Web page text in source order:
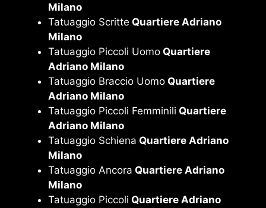
Milano
Tatuaggio Scritte Quartiere Adriano
Milano
Tatuaggio Piccoli Uomo Quartiere
Adriano Milano
Tatuaggio Braccio Uomo Quartiere
Adriano Milano
Tatuaggio Piccoli Femminili Quartiere
Adriano Milano
Tatuaggio Schiena Quartiere Adriano
Milano
Tatuaggio Ancora Quartiere Adriano
Milano
Tatuaggio Piccoli Quartiere Adriano